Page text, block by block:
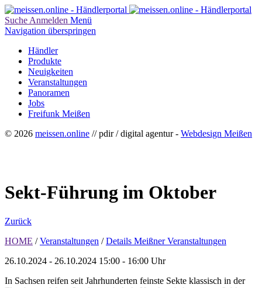
Suche Anmelden Menü
Navigation überspringen
Händler
Produkte
Neuigkeiten
Veranstaltungen
Panoramen
Jobs
Freifunk Meißen
© 2026 meissen.online // pdir / digital agentur - Webdesign Meißen
Sekt-Führung im Oktober
Zurück
HOME / Veranstaltungen / Details Meißner Veranstaltungen
26.10.2024 - 26.10.2024 15:00 - 16:00 Uhr
In Sachsen reifen seit Jahrhunderten feinste Sekte klassisch in der